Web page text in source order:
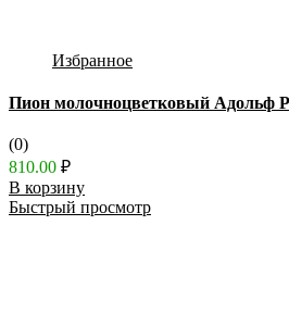
Избранное
Пион молочноцветковый Адольф
(0)
810.00 ₽
В корзину
Быстрый просмотр